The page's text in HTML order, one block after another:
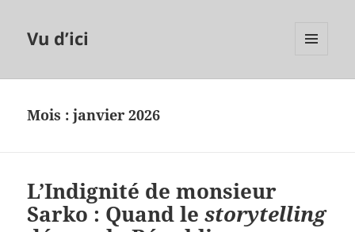
Vu d’ici
Mois :janvier 2026
L’Indignité de monsieur
Sarko : Quand lestorytelling